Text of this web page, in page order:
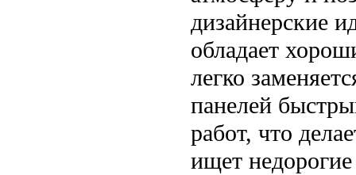
дизайнерские
обладает
легко
панелей
работ, что
ищет